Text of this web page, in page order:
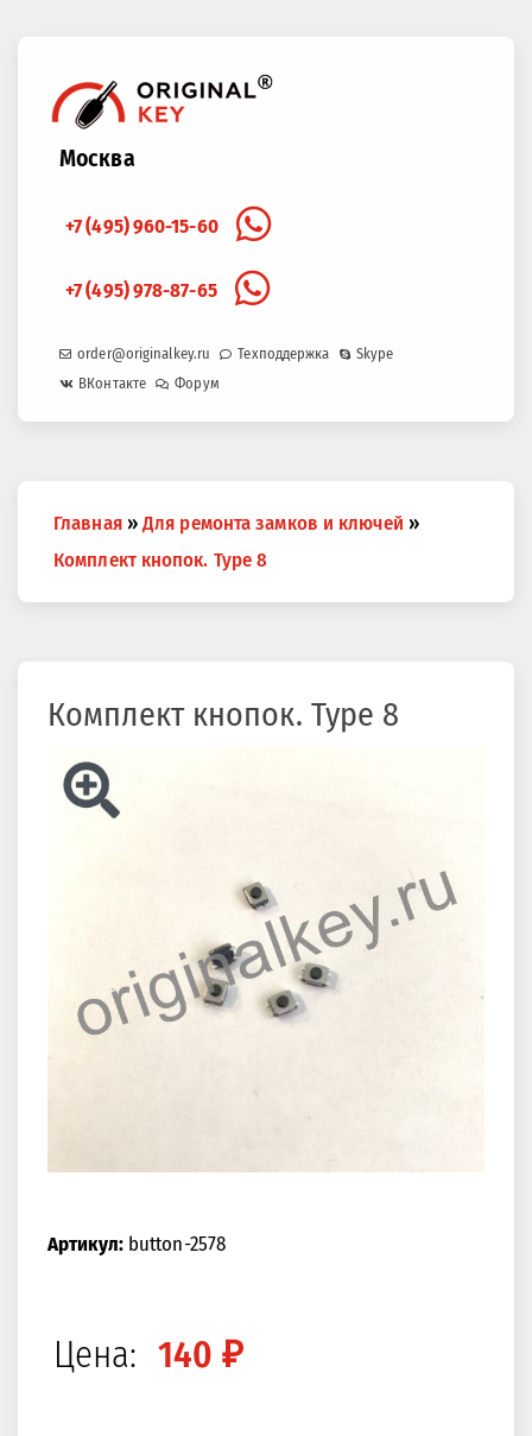
Москва
+7 (495) 960-15-60
+7 (495) 978-87-65
order@originalkey.ru Техподдержка
Skype
ВКонтакте
Форум
здесь
Главная » Для ремонта замков и ключей »
Комплект кнопок. Type 8
Комплект кнопок. Type 8
Артикул:button-2578
Цена: 140 ₽